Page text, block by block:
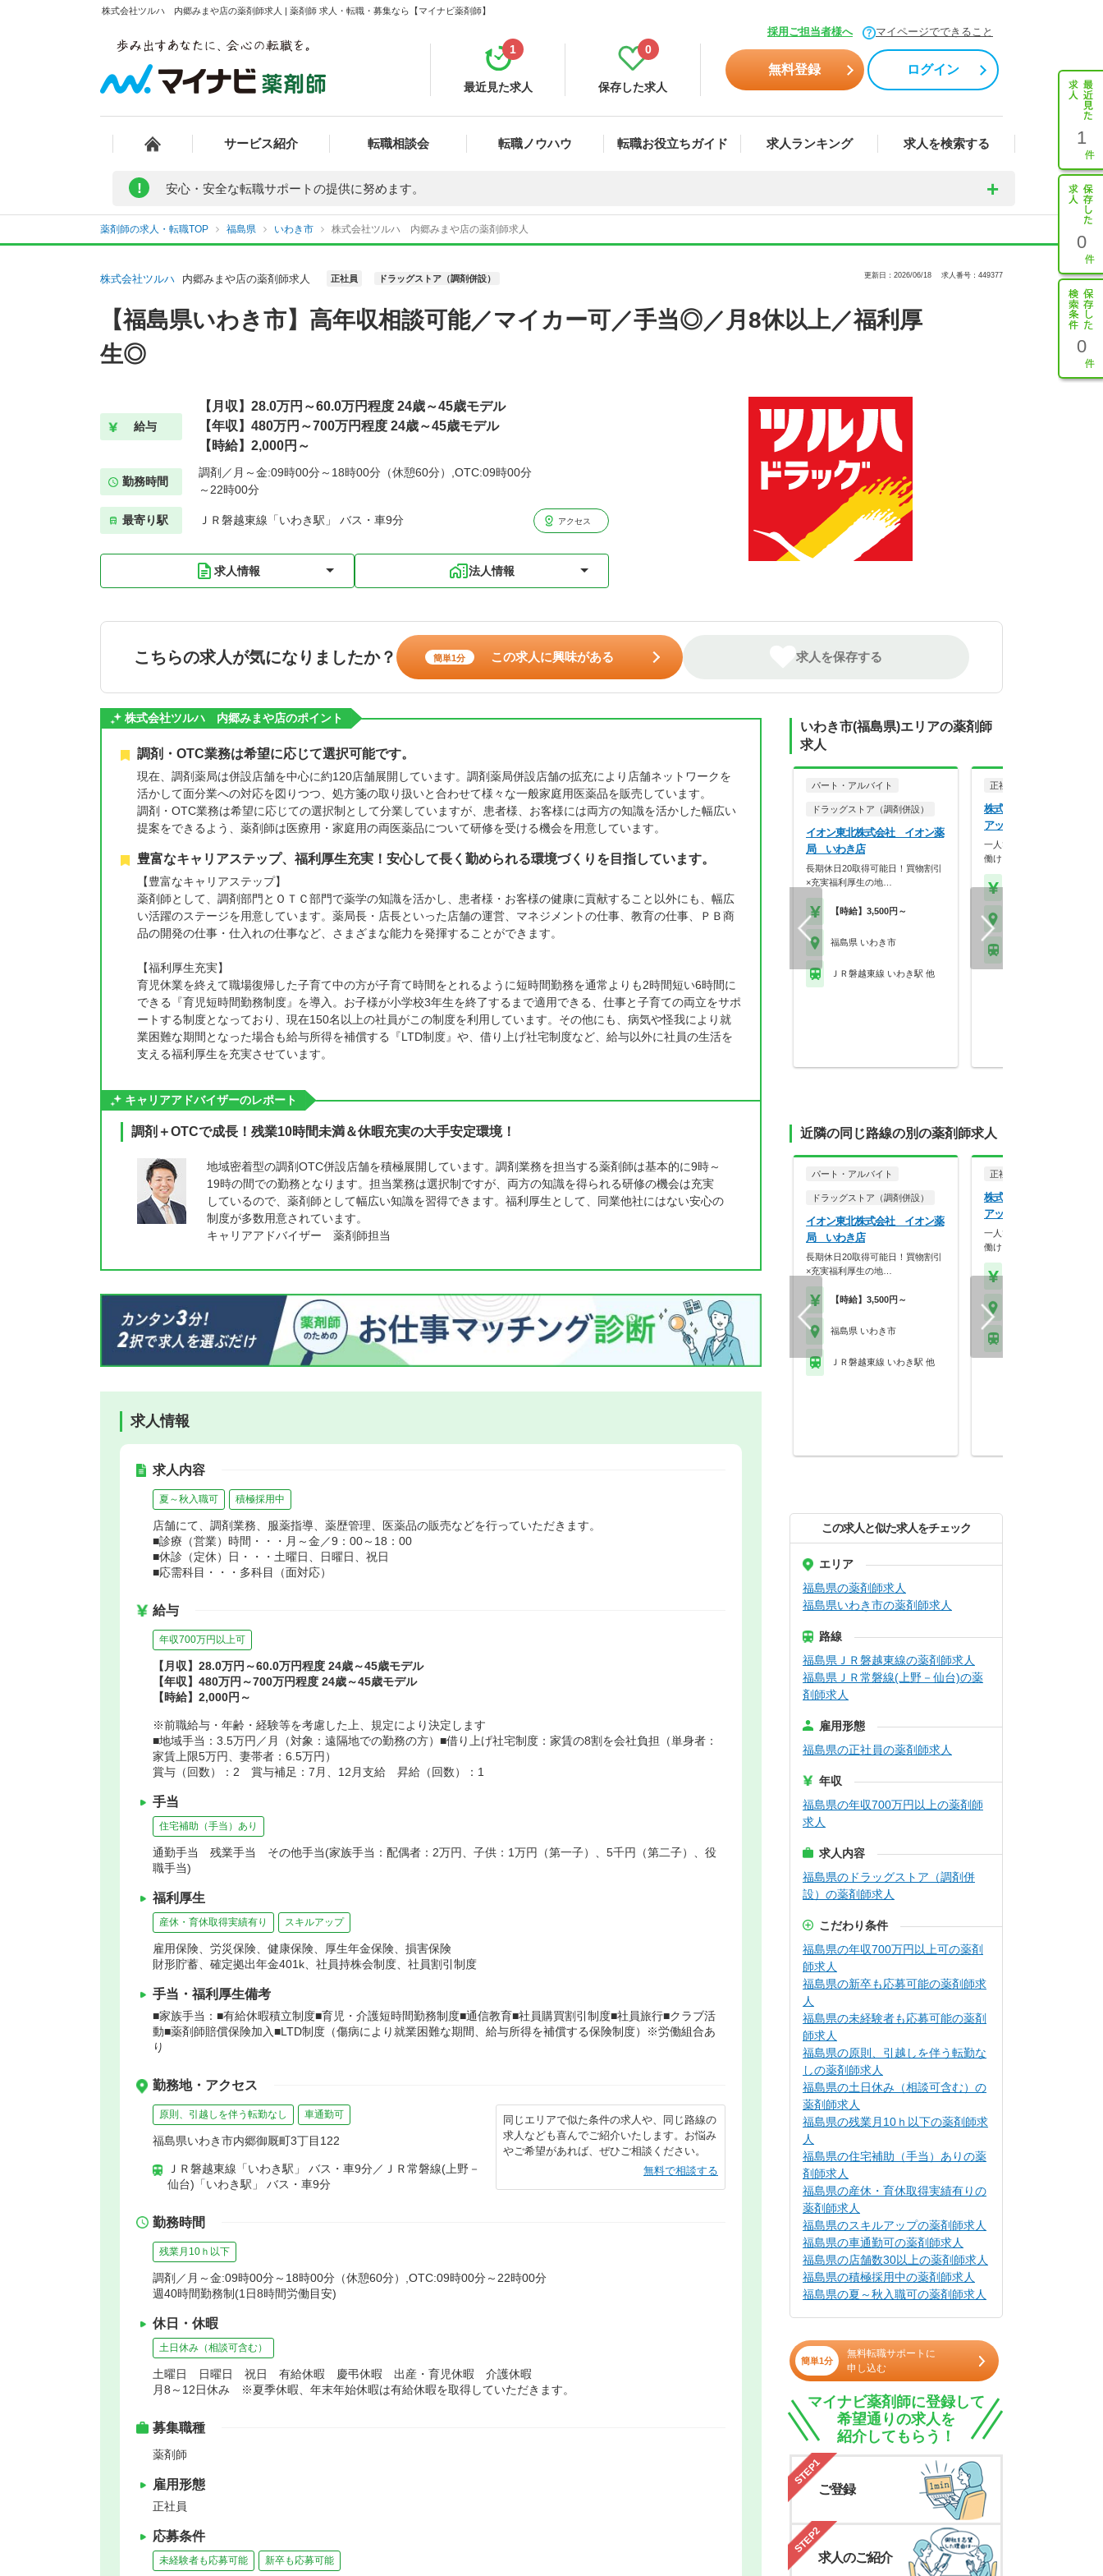
株式会社ツルハ 内郷みまや店の薬剤師求人 | 薬剤師 求人・転職・募集なら【マイナビ薬剤師】
採用ご担当者様へ マイページでできること
最近見た求人
1
保存した求人
0
無料登録 ログイン
サービス紹介 転職相談会 転職ノウハウ 転職お役立ちガイド 求人ランキング 求人を検索する 1
0
0
! 安心・安全な転職サポートの提供に努めます。
薬剤師の求人・転職TOP 福島県 いわき市 株式会社ツルハ 内郷みまや店の薬剤師求人
株式会社ツルハ 内郷みまや店の薬剤師求人 正社員 ドラッグストア（調剤併設） 更新日：2026/06/18 求人番号：449377
【福島県いわき市】高年収相談可能／マイカー可／手当◎／月8休以上／福利厚
生◎
給与
【月収】28.0万円～60.0万円程度 24歳～45歳モデル
【年収】480万円～700万円程度 24歳～45歳モデル
【時給】2,000円～
勤務時間
調剤／月～金:09時00分～18時00分（休憩60分）,OTC:09時00分
～22時00分
最寄り駅 ＪＲ磐越東線「いわき駅」 バス・車9分 アクセス
求人情報 法人情報
こちらの求人が気になりましたか？ 簡単1分 この求人に興味がある 求人を保存する
株式会社ツルハ 内郷みまや店のポイント
調剤・OTC業務は希望に応じて選択可能です。
現在、調剤薬局は併設店舗を中心に約120店舗展開しています。調剤薬局併設店舗の拡充により店舗ネットワークを
活かして面分業への対応を図りつつ、処方箋の取り扱いと合わせて様々な一般家庭用医薬品を販売しています。
調剤・OTC業務は希望に応じての選択制として分業していますが、患者様、お客様には両方の知識を活かした幅広い
提案をできるよう、薬剤師は医療用・家庭用の両医薬品について研修を受ける機会を用意しています。
豊富なキャリアステップ、福利厚生充実！安心して長く勤められる環境づくりを目指しています。
【豊富なキャリアステップ】
薬剤師として、調剤部門とＯＴＣ部門で薬学の知識を活かし、患者様・お客様の健康に貢献すること以外にも、幅広
い活躍のステージを用意しています。薬局長・店長といった店舗の運営、マネジメントの仕事、教育の仕事、ＰＢ商
品の開発の仕事・仕入れの仕事など、さまざまな能力を発揮することができます。
【福利厚生充実】
育児休業を終えて職場復帰した子育て中の方が子育て時間をとれるように短時間勤務を通常よりも2時間短い6時間に
できる『育児短時間勤務制度』を導入。お子様が小学校3年生を終了するまで適用できる、仕事と子育ての両立をサポ
ートする制度となっており、現在150名以上の社員がこの制度を利用しています。その他にも、病気や怪我により就
業困難な期間となった場合も給与所得を補償する『LTD制度』や、借り上げ社宅制度など、給与以外に社員の生活を
支える福利厚生を充実させています。
キャリアアドバイザーのレポート
調剤＋OTCで成長！残業10時間未満＆休暇充実の大手安定環境！
地域密着型の調剤OTC併設店舗を積極展開しています。調剤業務を担当する薬剤師は基本的に9時～
19時の間での勤務となります。担当業務は選択制ですが、両方の知識を得られる研修の機会は充実
しているので、薬剤師として幅広い知識を習得できます。福利厚生として、同業他社にはない安心の
制度が多数用意されています。
キャリアアドバイザー 薬剤師担当
求人情報
求人内容
夏～秋入職可 積極採用中
店舗にて、調剤業務、服薬指導、薬歴管理、医薬品の販売などを行っていただきます。
■診療（営業）時間・・・月～金／9：00～18：00
■休診（定休）日・・・土曜日、日曜日、祝日
■応需科目・・・多科目（面対応）
給与
年収700万円以上可
【月収】28.0万円～60.0万円程度 24歳～45歳モデル
【年収】480万円～700万円程度 24歳～45歳モデル
【時給】2,000円～
※前職給与・年齢・経験等を考慮した上、規定により決定します
■地域手当：3.5万円／月（対象：遠隔地での勤務の方）■借り上げ社宅制度：家賃の8割を会社負担（単身者：
家賃上限5万円、妻帯者：6.5万円）
賞与（回数）：2 賞与補足：7月、12月支給 昇給（回数）：1
手当
住宅補助（手当）あり
通勤手当 残業手当 その他手当(家族手当：配偶者：2万円、子供：1万円（第一子）、5千円（第二子）、役
職手当)
福利厚生
産休・育休取得実績有り スキルアップ
雇用保険、労災保険、健康保険、厚生年金保険、損害保険
財形貯蓄、確定拠出年金401k、社員持株会制度、社員割引制度
手当・福利厚生備考
■家族手当：■有給休暇積立制度■育児・介護短時間勤務制度■通信教育■社員購買割引制度■社員旅行■クラブ活
動■薬剤師賠償保険加入■LTD制度（傷病により就業困難な期間、給与所得を補償する保険制度）※労働組合あ
り
勤務地・アクセス
原則、引越しを伴う転勤なし 車通勤可
福島県いわき市内郷御厩町3丁目122
ＪＲ磐越東線「いわき駅」 バス・車9分／ＪＲ常磐線(上野－
仙台)「いわき駅」 バス・車9分
同じエリアで似た条件の求人や、同じ路線の
求人なども喜んでご紹介いたします。お悩み
やご希望があれば、ぜひご相談ください。
無料で相談する
勤務時間
残業月10ｈ以下
調剤／月～金:09時00分～18時00分（休憩60分）,OTC:09時00分～22時00分
週40時間勤務制(1日8時間労働目安)
休日・休暇
土日休み（相談可含む）
土曜日 日曜日 祝日 有給休暇 慶弔休暇 出産・育児休暇 介護休暇
月8～12日休み ※夏季休暇、年末年始休暇は有給休暇を取得していただきます。
募集職種
薬剤師
雇用形態
正社員
応募条件
未経験者も応募可能 新卒も応募可能
いわき市(福島県)エリアの薬剤師
求人
パート・アルバイト
ドラッグストア（調剤併設）
イオン東北株式会社 イオン薬
局 いわき店
長期休日20取得可能日！買物割引
×充実福利厚生の地…
【時給】3,500円～
福島県 いわき市
ＪＲ磐越東線 いわき駅 他
正社員
株式会社アップルケアネ
アップル薬局 長橋店
一人ひとりの個性を生かしな
働ける調剤薬局です。…
近隣の同じ路線の別の薬剤師求人
パート・アルバイト
ドラッグストア（調剤併設）
イオン東北株式会社 イオン薬
局 いわき店
長期休日20取得可能日！買物割引
×充実福利厚生の地…
【時給】3,500円～
福島県 いわき市
ＪＲ磐越東線 いわき駅 他
正社員
株式会社アップルケアネ
アップル薬局 長橋店
一人ひとりの個性を生かしな
働ける調剤薬局です。…
この求人と似た求人をチェック
エリア
福島県の薬剤師求人
福島県いわき市の薬剤師求人
路線
福島県ＪＲ磐越東線の薬剤師求人
福島県ＪＲ常磐線(上野－仙台)の薬
剤師求人
雇用形態
福島県の正社員の薬剤師求人
年収
福島県の年収700万円以上の薬剤師
求人
求人内容
福島県のドラッグストア（調剤併
設）の薬剤師求人
こだわり条件
福島県の年収700万円以上可の薬剤
師求人
福島県の新卒も応募可能の薬剤師求
人
福島県の未経験者も応募可能の薬剤
師求人
福島県の原則、引越しを伴う転勤な
しの薬剤師求人
福島県の土日休み（相談可含む）の
薬剤師求人
福島県の残業月10ｈ以下の薬剤師求
人
福島県の住宅補助（手当）ありの薬
剤師求人
福島県の産休・育休取得実績有りの
薬剤師求人
福島県のスキルアップの薬剤師求人
福島県の車通勤可の薬剤師求人
福島県の店舗数30以上の薬剤師求人
福島県の積極採用中の薬剤師求人
福島県の夏～秋入職可の薬剤師求人
簡単1分
無料転職サポートに
申し込む
マイナビ薬剤師に登録して
希望通りの求人を
紹介してもらう！
STEP1
ご登録
STEP2
求人のご紹介